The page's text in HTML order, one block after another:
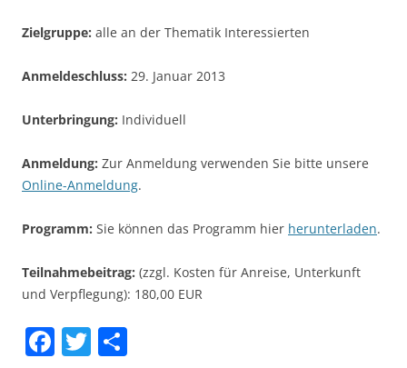
Zielgruppe: alle an der Thematik Interessierten
Anmeldeschluss: 29. Januar 2013
Unterbringung: Individuell
Anmeldung: Zur Anmeldung verwenden Sie bitte unsere
Online-Anmeldung.
Programm: Sie können das Programm hier herunterladen.
Teilnahmebeitrag: (zzgl. Kosten für Anreise, Unterkunft
und Verpflegung): 180,00 EUR
F T